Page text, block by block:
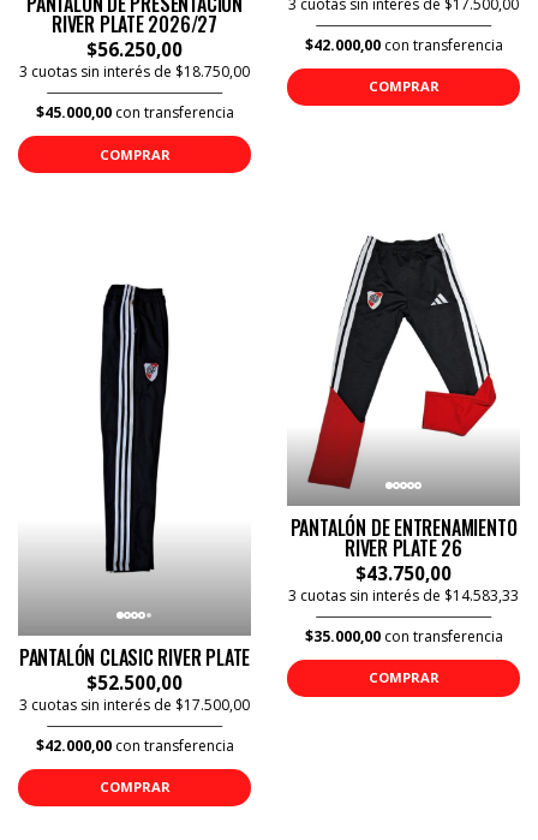
RIVER PLATE 2026/27
$56.250,00
3 cuotas sin interés de $18.750,00
$45.000,00con transferencia
COMPRAR
$42.000,00con transferencia
COMPRAR
PANTALÓN CLASIC RIVER PLATE
$52.500,00
3 cuotas sin interés de $17.500,00
$42.000,00con transferencia
COMPRAR
PANTALÓN DE ENTRENAMIENTO
RIVER PLATE 26
$43.750,00
3 cuotas sin interés de $14.583,33
$35.000,00con transferencia
COMPRAR